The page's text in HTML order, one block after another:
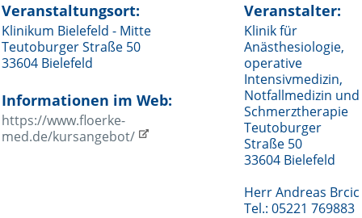
Veranstaltungsort:
Klinikum Bielefeld - Mitte
Teutoburger Straße 50
33604 Bielefeld
Informationen im Web:
https://www.floerke-
med.de/kursangebot/
Veranstalter:
Klinik für
Anästhesiologie,
operative
Intensivmedizin,
Notfallmedizin und
Schmerztherapie
Teutoburger
Straße 50
33604 Bielefeld
Herr Andreas Brcic
Tel.: 05221 769883